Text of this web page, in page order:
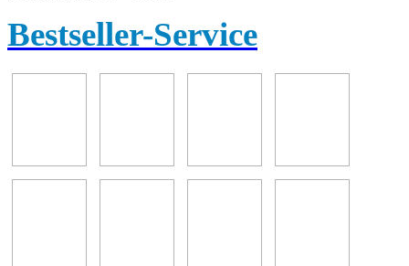
Bestseller-Service